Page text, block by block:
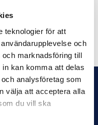
teknologier för att
och
marknadsföring till
kan komma att delas
analysföretag som
välja att acceptera alla
du vill ska
Göteborg Futsal
Dela på Twitter